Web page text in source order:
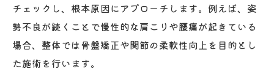
チェックし、根本原因にアプローチします。例えば、姿
勢不良が続くことで慢性的な肩こりや腰痛が起きている
場合、整体では骨盤矯正や関節の柔軟性向上を目的とし
た施術を行います。